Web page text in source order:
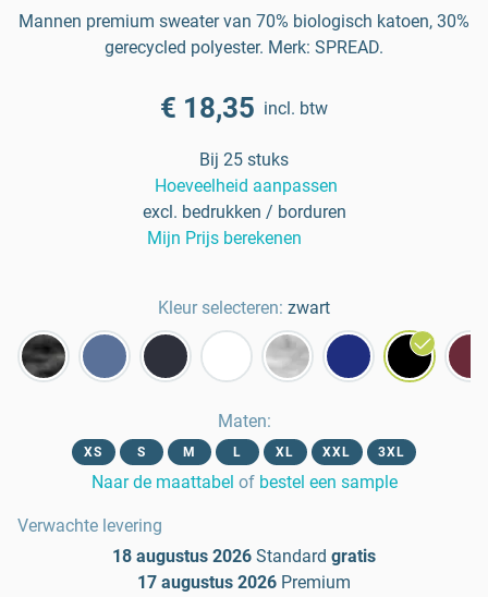
Mannen premium sweater van 70% biologisch katoen, 30%
gerecycled polyester. Merk: SPREAD.
€ 18,35 incl. btw
Bij 25 stuks
Hoeveelheid aanpassen
excl. bedrukken / borduren
Mijn Prijs berekenen
Kleur selecteren: zwart
Maten:
XS S M L XL XXL 3XL
Naar de maattabel of bestel een sample
Verwachte levering
18 augustus 2026 Standard gratis
17 augustus 2026 Premium